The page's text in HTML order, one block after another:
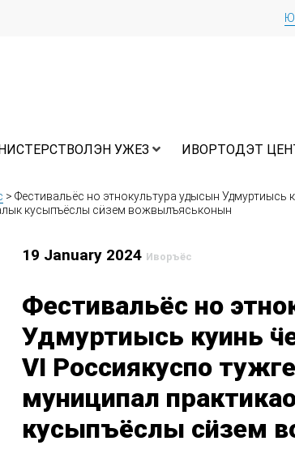
УЖЕЗ ИВОРТОДЭТ
> Фестивальёс но этнокультура удысын Удмуртиысь
кусыпъёслы сӥзем вожвылъяськонын
19 January 2024 Иворъёс
Фестивальёс но
Удмуртиысь куинь
VI Россиякуспо
муниципал
кусыпъёслы сӥзем